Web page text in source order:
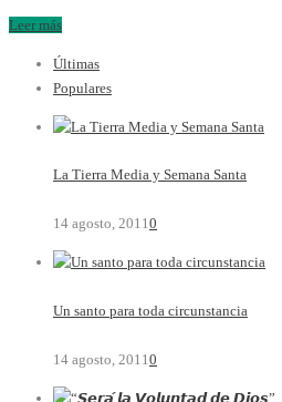
Leer más
Últimas
Populares
La Tierra Media y Semana Santa
14 agosto, 20110
Un santo para toda circunstancia
14 agosto, 2011 0